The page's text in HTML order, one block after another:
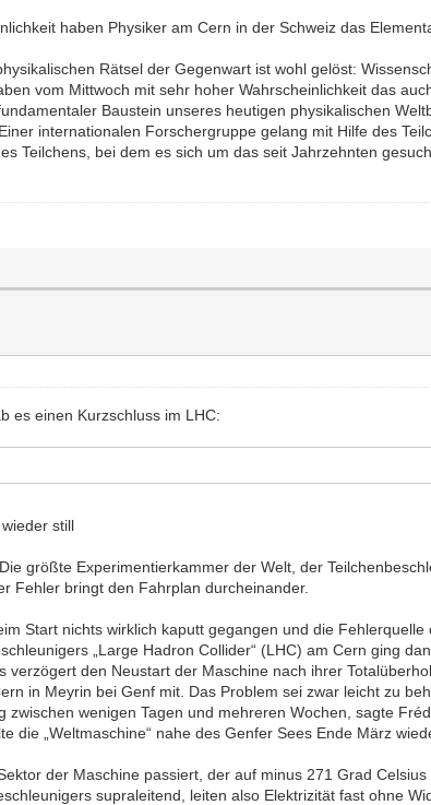
haben Physiker am Cern in der Schweiz das
Rätsel der Gegenwart ist wohl gelöst:
vom Mittwoch mit sehr hoher Wahrscheinlichkeit das
Baustein unseres heutigen physikalischen
internationalen Forschergruppe gelang mit Hilfe des
Teilchens, bei dem es sich um das seit Jahrzehnten
es einen Kurzschluss im LHC:
still
größte Experimentierkammer der Welt, der
Fehler bringt den Fahrplan durcheinander.
Start nichts wirklich kaputt gegangen und die
„Large Hadron Collider“ (LHC) am Cern ging
verzögert den Neustart der Maschine nach ihrer
in Meyrin bei Genf mit. Das Problem sei zwar leicht zu
zwischen wenigen Tagen und mehreren Wochen, sagte
die „Weltmaschine“ nahe des Genfer Sees Ende März
der Maschine passiert, der auf minus 271 Grad
supraleitend, leiten also Elektrizität fast ohne